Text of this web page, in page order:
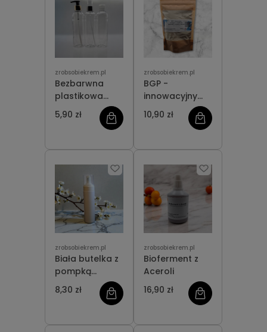
zrobsobiekrem.pl
Bezbarwna
plastikowa
butelka 250 ml
5,90 zł
zrobsobiekrem.pl
BGP -
innowacyjny
emulgator i
stabilizator
COSMOS,
10,90 zł
zrobsobiekrem.pl
Biała butelka z
pompką
pianotwórczą
200 ml
8,30 zł
zrobsobiekrem.pl
Bioferment z
Aceroli
16,90 zł